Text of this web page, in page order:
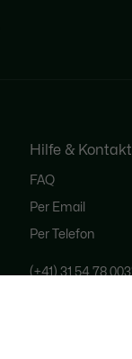
Hilfe & Kontakt
FAQ
Per Email
Per Telefon
(+41) 31 54 78 003